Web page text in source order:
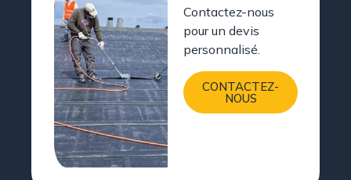
Contactez-nous
pour un devis
personnalisé.
CONTACTEZ-
NOUS